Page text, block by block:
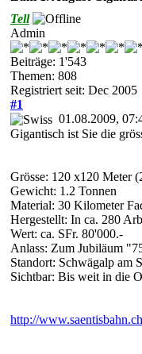
Tell
Admin
Beiträge: 1'543
Themen: 808
Registriert seit: Dec 2005
#1
01.08.2009,
Gigantisch ist Sie die
Grösse: 120 x120 Meter
Gewicht: 1.2 Tonnen
Material: 30 Kilometer
Hergestellt: In ca. 280
Wert: ca. SFr. 80'000.-
Anlass: Zum Jubiläum
Standort: Schwägalp am
Sichtbar: Bis weit in die
http://